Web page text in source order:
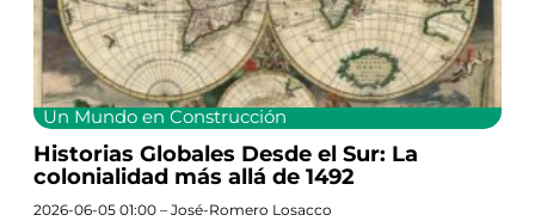
Un Mundo en Construcción
Historias Globales Desde el Sur: La
colonialidad más allá de 1492
2026-06-05 01:00 – José-Romero Losacco